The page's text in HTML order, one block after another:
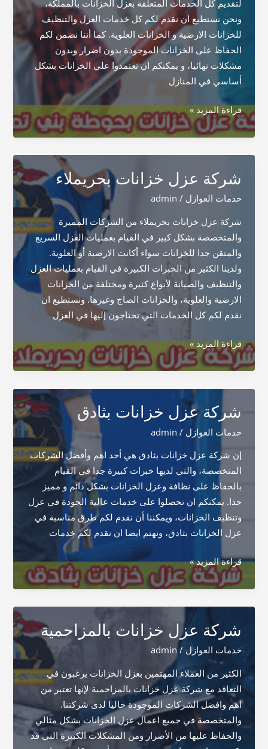
لتقديم كل الخدمات المتعلقة بعزل الخزانات بالمملكة،
ونحن نستطيع ان نقدم لكم كل خدمات العزل والتنظيف
للخزانات الارضية و الخزانات العلوية. كما أننا نضمن لكم
الحفاظ على الخزانات الموجودة بدون اضرار وبدون
مشكلات نهائيا، و يمكنكم ان تعتمدوا علي الخزانات بشكل
أساسي في المنازل
شركة
عزل
خزانات
بحوطة
بني
تميم
قراءة المزيد »
شركة عزل خزانات بحريملاء
خدمات العوازل /
admin
شركة عزل خزانات بحريملاء من الشركات المميزة
والمتخصصة بشكل كبير في القيام بعمليات العزل السريع
والمتقن جدا للخزانات سواء أكانت الارضية أو العلوية.
ولدينا الكثير من الخبرات الكبيرة في القيام بعمليات العزل
والتنظيف والصيانة لأنواع كثيرة ومختلفة من الخزانات
الارضية والعلوية، والخزانات الصاج وغيرها. ونستطيع ان
نقدم لكم كل الخدمات التي تحتاجون إليها في العزل
شركة
عزل
خزانات
بحريملاء
قراءة المزيد »
شركة عزل خزانات بثادق
خدمات العوازل /
admin
إن شركة عزل خزانات بثادق هي أحد اهم وأفضل الشركات
المتخصصة، والتي لديها خبرات كبيرة جدا في القيام
بالحفاظ على نظافة وعزل الخزانات بشكل دائم و مميز
جدا. يمكنكم ان تحصلوا على خدمات عالية الجودة في عزل
وتنظيف الخزانات، ويمكننا أن نقدم لكم طرق مناسبة في
عزل الخزانات بثادق، ونهتم ايضا ان نقدم لكم خدمات
شركة
عزل
خزانات
بثادق
قراءة المزيد »
شركة عزل خزانات بالمزاحمية
خدمات العوازل /
admin
الكثير من العملاء المهتمين بعزل الخزانات يرغبون في
التعاقد مع شركة عزل خزانات بالمزاحمية لإنها تعتبر من
اهم وافضل الشركات الموجودة حاليا لدى شركتنا.
والمتخصصة في جميع اعمال عزل الخزانات بشكل مثالي
والحفاظ عليها من الأضرار ومن المشكلات الكبيرة التي قد